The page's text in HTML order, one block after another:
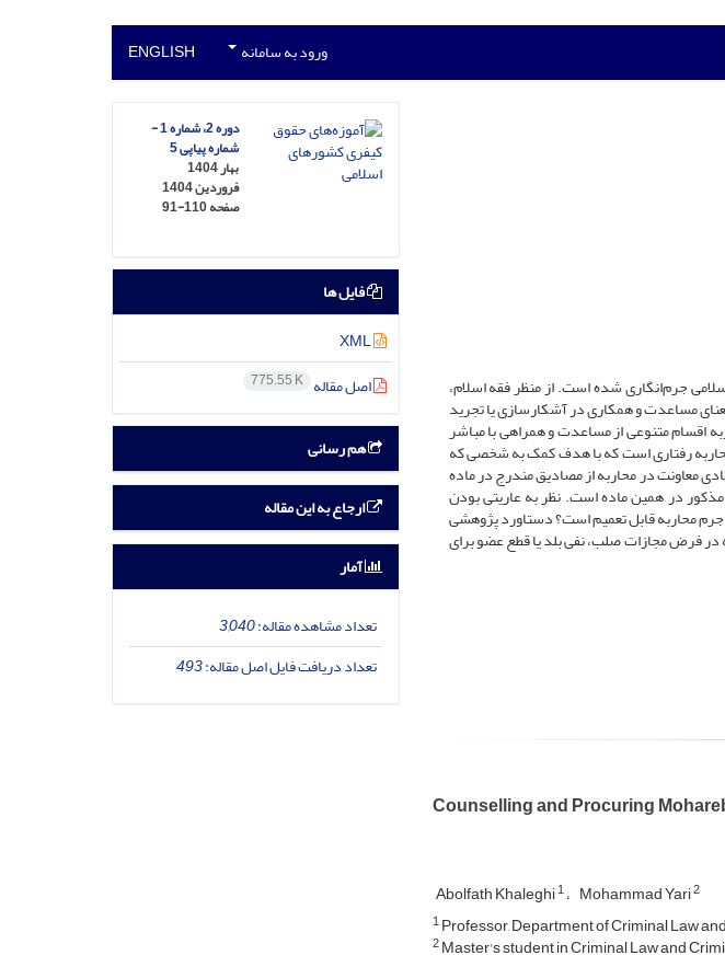
ورود به سامانه ENGLISH
عمومی در حقوق کیفری ایران، بر اساس ماده 279 قانون مجازات اسلامی جرم‌انگاری شده است. از منظر فقه اسلام،
در محاربه به معنای مساعدت و همکاری در آشکارسازی یا تجرید
اقسام متنوعی از مساعدت و همراهی با مباشر
رفتاری است که با هدف کمک به شخصی که
معاونت در محاربه از مصادیق مندرج در ماده
مذکور در همین ماده است. نظر به عاریتی بودن
جرم محاربه قابل تعمیم است؟ دستاورد پژوهشی
در فرض مجازات صلب، نفی بلد یا قطع عضو برای
Counselling and Procuring
Abolfath Khaleghi1 Mohammad Yari2
1Professor, Department of Criminal Law
2Master's student in Criminal Law and
دوره 2، شماره 1 -
شماره پیاپی 5
بهار 1404
فروردین 1404
صفحه91-110
فایل ها
XML
اصل مقاله 775.55 K
هم رسانی
ارجاع به این مقاله
آمار
تعداد مشاهده مقاله:3,040
تعداد دریافت فایل اصل مقاله:493